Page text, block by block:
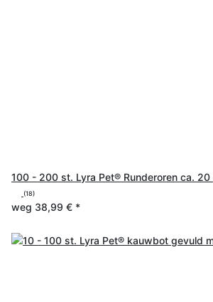
100 - 200 st. Lyra Pet® Runderoren ca.
(18)
weg 38,99 € *